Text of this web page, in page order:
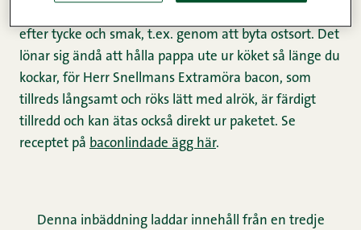
efter tycke och smak, t.ex. genom att byta ostsort. Det
lönar sig ändå att hålla pappa ute ur köket så länge du
kockar, för Herr Snellmans Extramöra bacon, som
tillreds långsamt och röks lätt med alrök, är färdigt
tillredd och kan ätas också direkt ur paketet. Se
receptet på baconlindade ägg här.